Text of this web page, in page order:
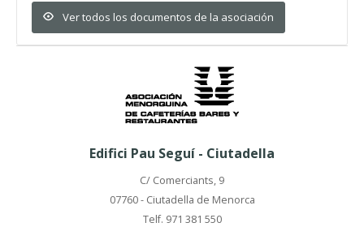
Ver todos los documentos de la asociación
Edifici Pau Seguí - Ciutadella
C/ Comerciants, 9
07760 - Ciutadella de Menorca
Telf. 971 381 550